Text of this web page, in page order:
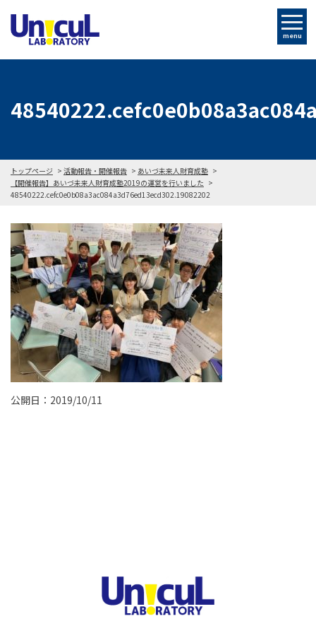
menu
トップページ 活動報告・開催報告
あいづ未来人財育成塾
【開催報告】あいづ未来人財育成塾2019の運営を行いました
48540222.cefc0e0b08a3ac084a3d76ed13ecd302.19082202
公開日：2019/10/11